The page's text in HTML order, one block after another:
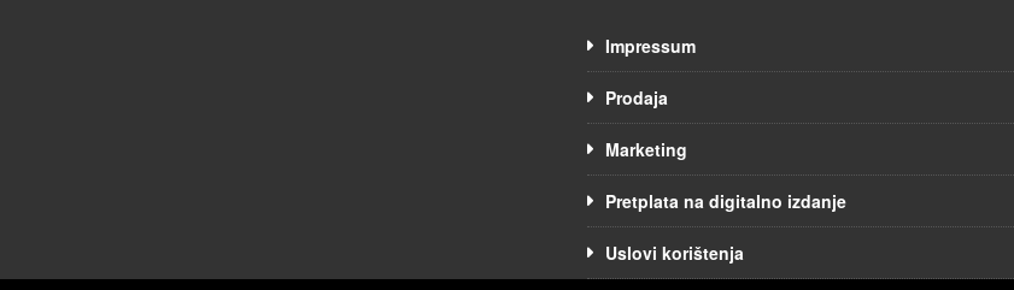
Impressum
Prodaja
Marketing
Pretplata na digitalno izdanje
Uslovi korištenja